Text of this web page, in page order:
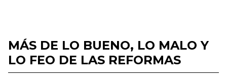
MÁS DE LO BUENO, LO MALO Y
LO FEO DE LAS REFORMAS